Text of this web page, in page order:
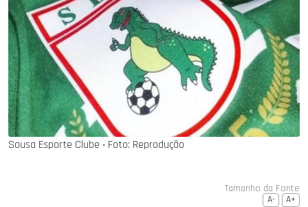
Sousa Esporte Clube ‧ Foto: Reprodução
Tamanho da Fonte
A- A+